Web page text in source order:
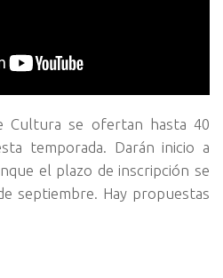
Cultura se ofertan hasta 40
temporada. Darán inicio a
el plazo de inscripción se
septiembre. Hay propuestas